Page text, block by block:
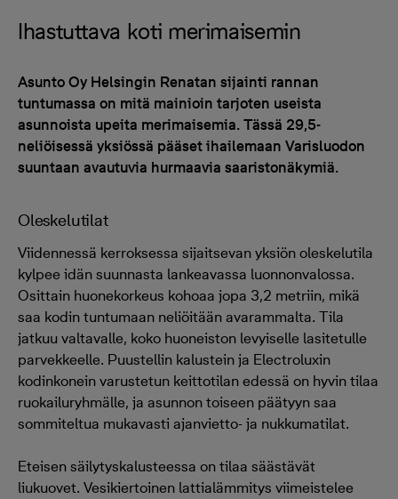
Ihastuttava koti merimaisemin
Asunto Oy Helsingin Renatan sijainti rannan
tuntumassa on mitä mainioin tarjoten useista
asunnoista upeita merimaisemia. Tässä 29,5-
neliöisessä yksiössä pääset ihailemaan Varisluodon
suuntaan avautuvia hurmaavia saaristonäkymiä.
Oleskelutilat
Viidennessä kerroksessa sijaitsevan yksiön oleskelutila
kylpee idän suunnasta lankeavassa luonnonvalossa.
Osittain huonekorkeus kohoaa jopa 3,2 metriin, mikä
saa kodin tuntumaan neliöitään avarammalta. Tila
jatkuu valtavalle, koko huoneiston levyiselle lasitetulle
parvekkeelle. Puustellin kalustein ja Electroluxin
kodinkonein varustetun keittotilan edessä on hyvin tilaa
ruokailuryhmälle, ja asunnon toiseen päätyyn saa
sommiteltua mukavasti ajanvietto- ja nukkumatilat.
Eteisen säilytyskalusteessa on tilaa säästävät
liukuovet. Vesikiertoinen lattialämmitys viimeistelee